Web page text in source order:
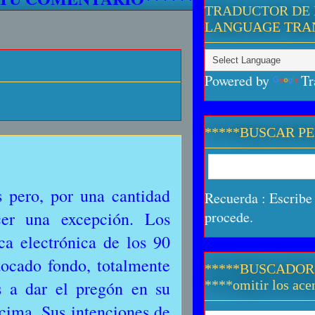
pero, por una cantidad
una excepción. Los
electrónica de los 90
fondo, totalmente
a dar el pregón en su
TRADUCTOR
LANGUAGE
Powered by
*****BUSCAR
Recuerda :
procede.
****omitir los